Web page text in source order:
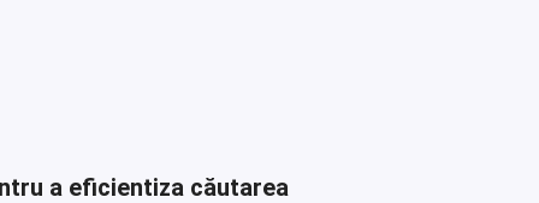
a eficientiza căutarea